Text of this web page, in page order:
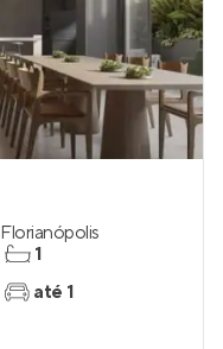
Florianópolis
1
até 1